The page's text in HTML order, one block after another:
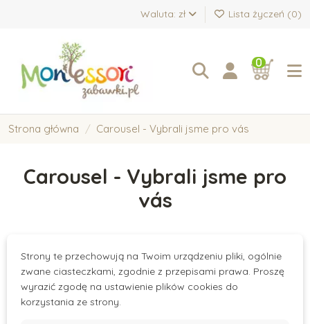
Waluta: zł Lista życzeń (0)
0
Strona główna Carousel - Vybrali jsme pro vás
Carousel - Vybrali jsme pro
vás
There are no products.
Strony te przechowują na Twoim urządzeniu pliki, ogólnie
zwane ciasteczkami, zgodnie z przepisami prawa. Proszę
wyrazić zgodę na ustawienie plików cookies do
korzystania ze strony.